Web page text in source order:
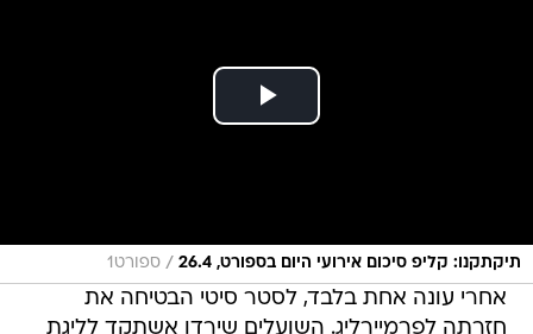
תיקתקנו: קליפ סיכום אירועי היום בספורט, 26.4 / ספורט1
אחרי עונה אחת בלבד, לסטר סיטי הבטיחה את
חזרתה לפרמיירליג. השועלים שירדו אשתקד לליגת